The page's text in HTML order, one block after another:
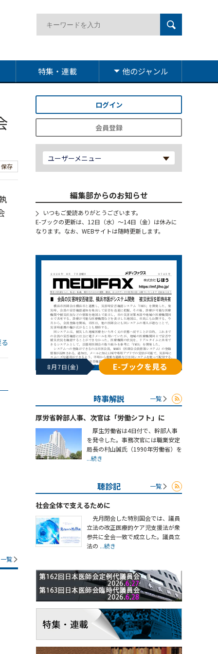
特集・連載 他のジャンル
保存
一覧
ログイン
会員登録
ユーザーメニュー
編集部からのお知らせ
いつもご愛読ありがとうございます。
E-ブックの更新は、12日（水）～14日（金）は休みに
なります。なお、WEBサイトは随時更新します。
8月7日(金) E-ブックを見る
時事解説 一覧
厚労省幹部人事、次官は「労働シフト」に
厚生労働省は4日付で、幹部人事
を発令した。事務次官には職業安定
局長の村山誠氏（1990年労働省）を
...続き
聴診記 一覧
社会全体で支えるために
先月閉会した特別国会では、議員
立法の改正医療的ケア児支援法が衆
参共に全会一致で成立した。議員立
法の ...続き